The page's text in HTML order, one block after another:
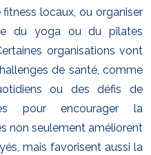
locaux, ou organiser
du yoga ou du pilates
organisations vont
de santé, comme
ou des défis de
pour encourager la
non seulement améliorent
mais favorisent aussi la